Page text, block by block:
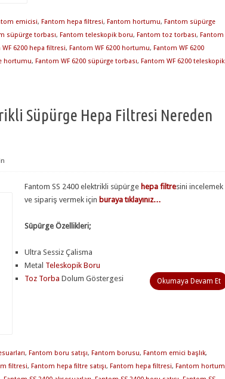
emicisi, Fantom hepa filtresi, Fantom hortumu, Fantom süpürge
süpürge torbası, Fantom teleskopik boru, Fantom toz torbası, Fantom
6200 hepa filtresi, Fantom WF 6200 hortumu, Fantom WF 6200
hortumu, Fantom WF 6200 süpürge torbası, Fantom WF 6200 teleskopik
Süpürge Hepa Filtresi Nereden
Fantom SS 2400 elektrikli süpürge hepa filtresini incelemek
ve sipariş vermek için buraya tıklayınız…
Süpürge Özellikleri;
Ultra Sessiz Çalisma
Metal Teleskopik Boru
Toz Torba Dolum Göstergesi Okumaya Devam Et
, Fantom boru satışı, Fantom borusu, Fantom emici başlık,
filtresi, Fantom hepa filtre satışı, Fantom hepa filtresi, Fantom hortum